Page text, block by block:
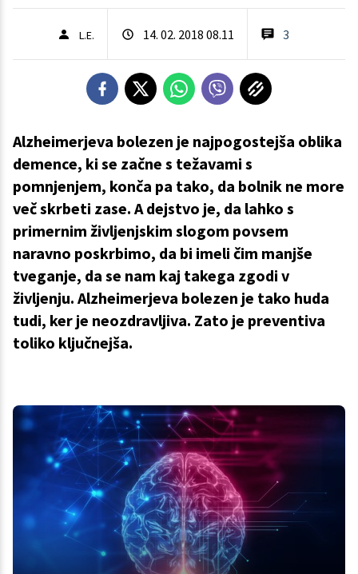
L.E. 14. 02. 2018 08.11 3
Alzheimerjeva bolezen je najpogostejša oblika
demence, ki se začne s težavami s
pomnjenjem, konča pa tako, da bolnik ne more
več skrbeti zase. A dejstvo je, da lahko s
primernim življenjskim slogom povsem
naravno poskrbimo, da bi imeli čim manjše
tveganje, da se nam kaj takega zgodi v
življenju. Alzheimerjeva bolezen je tako huda
tudi, ker je neozdravljiva. Zato je preventiva
toliko ključnejša.